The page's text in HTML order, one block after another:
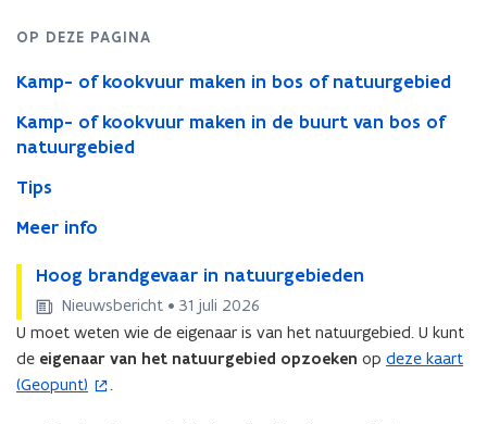
(kampvuur,
fakkeltocht)
OP DEZE PAGINA
Kamp- of kookvuur maken in bos of natuurgebied
Kamp- of kookvuur maken in de buurt van bos of
natuurgebied
Tips
Meer info
H
o
o
g
b
r
Hoog brandgevaar in natuurgebieden
H
o
o
g
b
r
Nieuwsbericht • 31 juli 2026
U moet weten wie de eigenaar is van het natuurgebied. U kunt
de eigenaar van het natuurgebied opzoeken op deze kaart
(Geopunt)
(
.